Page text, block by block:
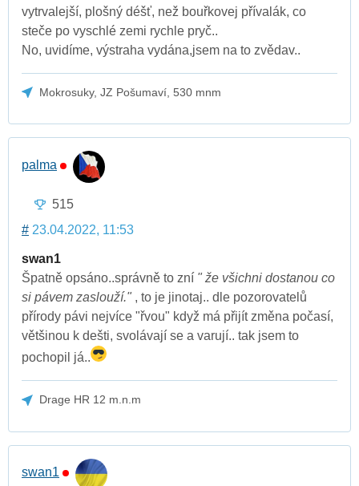
vytrvalejší, plošný déšť, než bouřkovej přívalák, co
steče po vyschlé zemi rychle pryč..
No, uvidíme, výstraha vydána,jsem na to zvědav..
Mokrosuky, JZ Pošumaví, 530 mnm
palma
515
# 23.04.2022, 11:53
swan1
Špatně opsáno..správně to zní " že všichni dostanou co
si pávem zaslouží.", to je jinotaj.. dle pozorovatelů
přírody pávi nejvíce "řvou" když má přijít změna počasí,
většinou k dešti, svolávají se a varují.. tak jsem to
pochopil já..
Drage HR 12 m.n.m
swan1